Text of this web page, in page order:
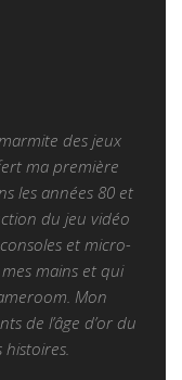
des jeux
ma première
les années 80 et
du jeu vidéo
et micro-
mains et qui
Mon
de l’âge d’or du
histoires.